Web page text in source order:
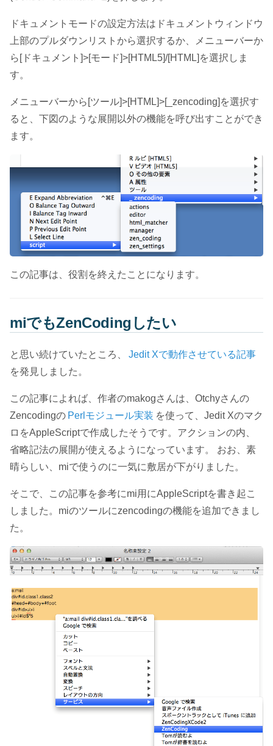
ドキュメントモードの設定方法はドキュメントウィンドウ
上部のプルダウンリストから選択するか、メニューバーか
ら[ドキュメント]>[モード]>[HTML5]/[HTML]を選択しま
す。
メニューバーから[ツール]>[HTML]>[_zencoding]を選択す
ると、下図のような展開以外の機能を呼び出すことができ
ます。
この記事は、役割を終えたことになります。
miでもZenCodingしたい
と思い続けていたところ、
Jedit Xで動作させている記事
を発見しました。
この記事によれば、作者のmakogさんは、Otchyさんの
Zencodingの Perlモジュール実装 を使って、Jedit Xのマク
ロをAppleScriptで作成したそうです。アクションの内、
省略記法の展開が使えるようになっています。 おお、素
晴らしい、miで使うのに一気に敷居が下がりました。
そこで、この記事を参考にmi用にAppleScriptを書き起こ
しました。miのツールにzencodingの機能を追加できまし
た。